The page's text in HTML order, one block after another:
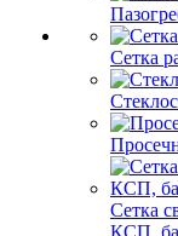
Сетка
Сетка
КСП,